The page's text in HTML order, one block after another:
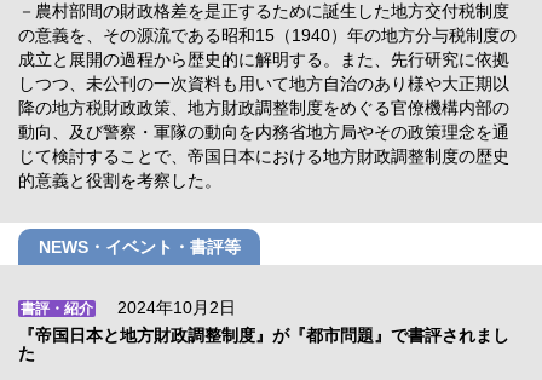
－農村部間の財政格差を是正するために誕生した地方交付税制度
の意義を、その源流である昭和15（1940）年の地方分与税制度の
成立と展開の過程から歴史的に解明する。また、先行研究に依拠
しつつ、未公刊の一次資料も用いて地方自治のあり様や大正期以
降の地方税財政政策、地方財政調整制度をめぐる官僚機構内部の
動向、及び警察・軍隊の動向を内務省地方局やその政策理念を通
じて検討することで、帝国日本における地方財政調整制度の歴史
的意義と役割を考察した。
NEWS・イベント・書評等
書評・紹介
2024年10月2日
『帝国日本と地方財政調整制度』が『都市問題』で書評されまし
た